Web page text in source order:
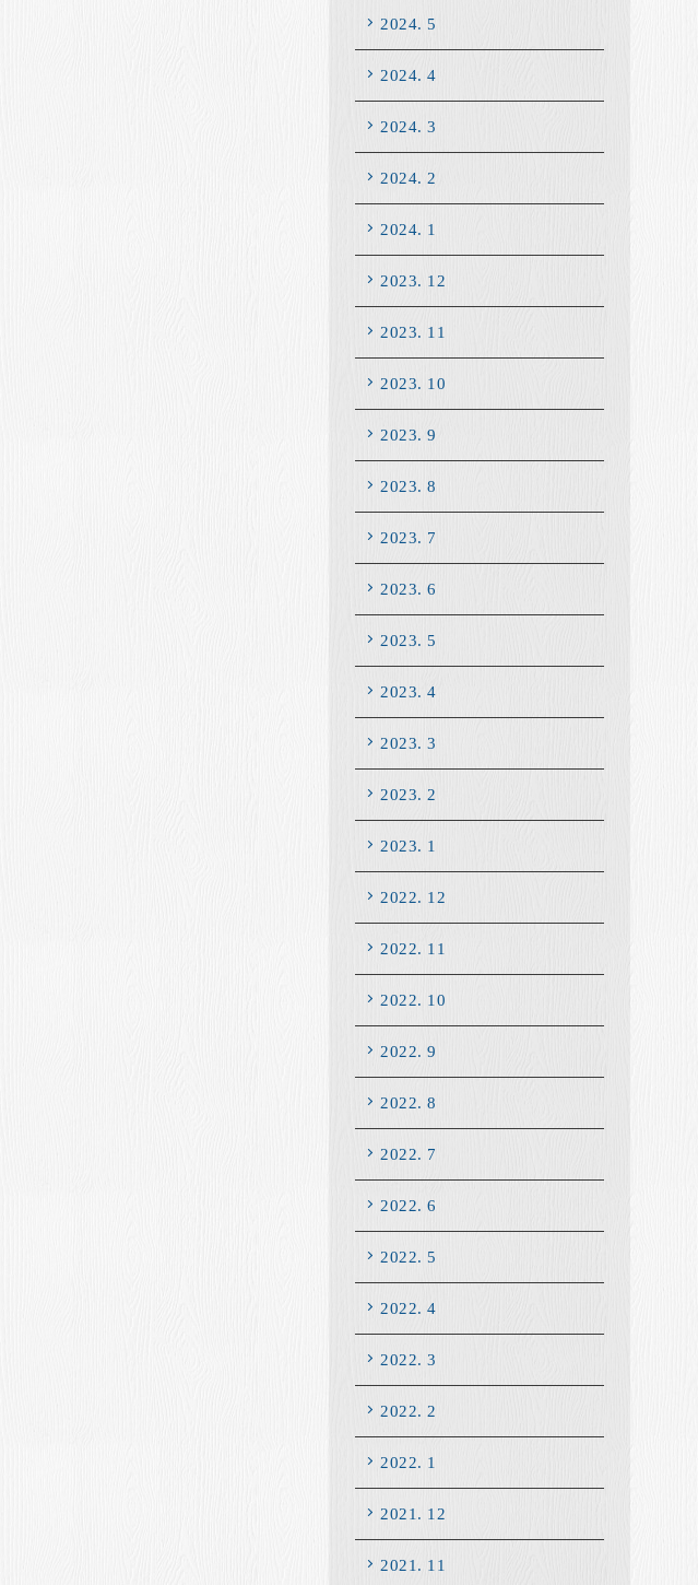
2024. 5
2024. 4
2024. 3
2024. 2
2024. 1
2023. 12
2023. 11
2023. 10
2023. 9
2023. 8
2023. 7
2023. 6
2023. 5
2023. 4
2023. 3
2023. 2
2023. 1
2022. 12
2022. 11
2022. 10
2022. 9
2022. 8
2022. 7
2022. 6
2022. 5
2022. 4
2022. 3
2022. 2
2022. 1
2021. 12
2021. 11